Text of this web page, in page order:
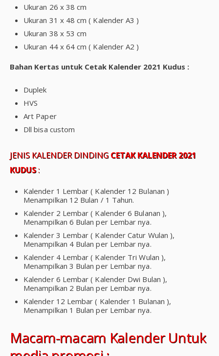
Ukuran 26 x 38 cm
Ukuran 31 x 48 cm ( Kalender A3 )
Ukuran 38 x 53 cm
Ukuran 44 x 64 cm ( Kalender A2 )
Bahan Kertas untuk Cetak Kalender 2021 Kudus :
Duplek
HVS
Art Paper
Dll bisa custom
JENIS KALENDER DINDING CETAK KALENDER 2021
KUDUS:
Kalender 1 Lembar ( Kalender 12 Bulanan )
Menampilkan 12 Bulan / 1 Tahun.
Kalender 2 Lembar ( Kalender 6 Bulanan ),
Menampilkan 6 Bulan per Lembar nya.
Kalender 3 Lembar ( Kalender Catur Wulan ),
Menampilkan 4 Bulan per Lembar nya.
Kalender 4 Lembar ( Kalender Tri Wulan ),
Menampilkan 3 Bulan per Lembar nya.
Kalender 6 Lembar ( Kalender Dwi Bulan ),
Menampilkan 2 Bulan per Lembar nya.
Kalender 12 Lembar ( Kalender 1 Bulanan ),
Menampilkan 1 Bulan per Lembar nya.
Macam-macam Kalender Untuk